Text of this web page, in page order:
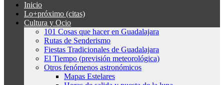
Inicio
Lo+próximo (citas)
Cultura y Ocio
101 Cosas que hacer en Guadalajara
Rutas de Senderismo
Fiestas Tradicionales de Guadalajara
El Tiempo (previsión meteorológica)
Otros fenómenos astronómicos
Mapas Estelares